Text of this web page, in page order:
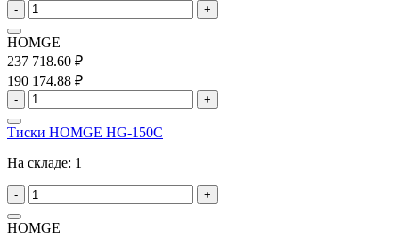
- +
HOMGE
237 718.60 ₽
190 174.88 ₽
- +
Тиски HOMGE HG-150C
На складе: 1
- +
HOMGE